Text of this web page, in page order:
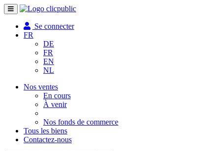
Toggle
navigation
Se connecter
FR
DE
FR
EN
NL
Nos ventes
En cours
À venir
Nos fonds de commerce
Tous les biens
Contactez-nous